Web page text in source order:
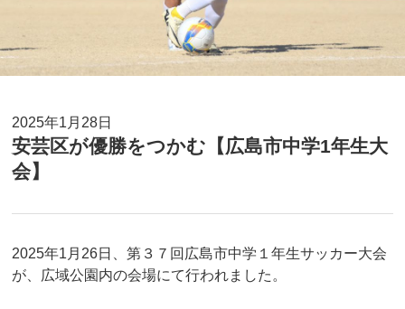
2025年1月28日
安芸区が優勝をつかむ【広島市中学1年生大
会】
2025年1月26日、第３７回広島市中学１年生サッカー大会
が、広域公園内の会場にて行われました。